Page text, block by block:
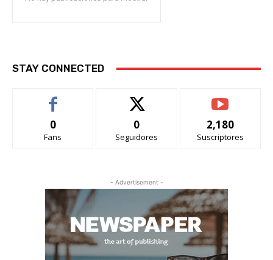
STAY CONNECTED
0
Fans
0
Seguidores
2,180
Suscriptores
- Advertisement -